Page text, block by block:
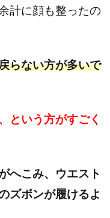
計に顔も整ったの
らない方が多いで
という方がすごく
へこみ、ウエスト
ズボンが履けるよ